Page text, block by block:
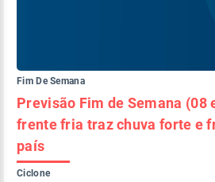
Fim De Semana
Previsão Fim de Semana (08
frente fria traz chuva forte e
país
Ciclone